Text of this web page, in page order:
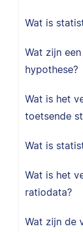
Wat is
Wat zijn
hypothese?
Wat is het
toetsende
Wat is
Wat is het
ratiodata?
Wat zijn de